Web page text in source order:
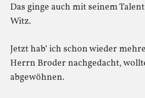
Das ginge auch mit seinem
Witz.
Jetzt hab‘ ich schon wieder
Herrn Broder nachgedacht,
abgewöhnen.